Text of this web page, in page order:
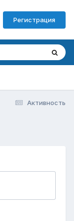
Регистрация
Активность